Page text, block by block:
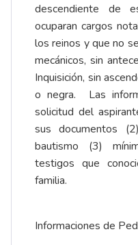
descendiente de
ocuparan cargos
los reinos y que no
mecánicos, sin
Inquisición, sin
o negra. Las
solicitud del
sus documentos
bautismo (3)
testigos que
familia.
Informaciones de